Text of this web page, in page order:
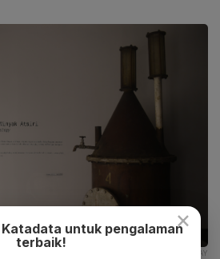
ANTARAFOTO/AKBAR NUGROHO GUMAY
×
untuk pengalaman
terbaik!